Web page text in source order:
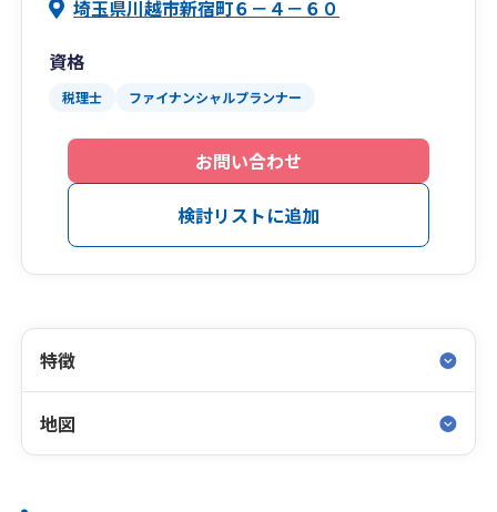
埼玉県川越市新宿町６－４－６０
資格
税理士 ファイナンシャルプランナー
お問い合わせ
検討リストに追加
特徴
地図